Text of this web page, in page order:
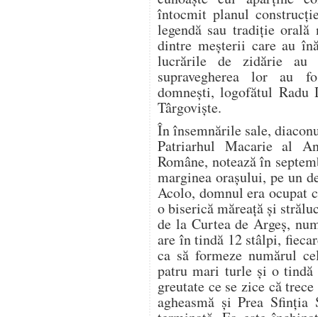
întocmit planul
legendă sau tradiție orală
dintre meșterii care au
lucrările de zidărie
supravegherea lor au
domnești, logofătul Radu
Târgoviște.
În însemnările sale,
Patriarhul Macarie al
Române, notează în
marginea orașului, pe un
Acolo, domnul era ocupat
o biserică măreață și
de la Curtea de Argeș,
are în tindă 12 stâlpi,
ca să formeze numărul
patru mari turle și o tindă
greutate ce se zice că
agheasmă și Prea